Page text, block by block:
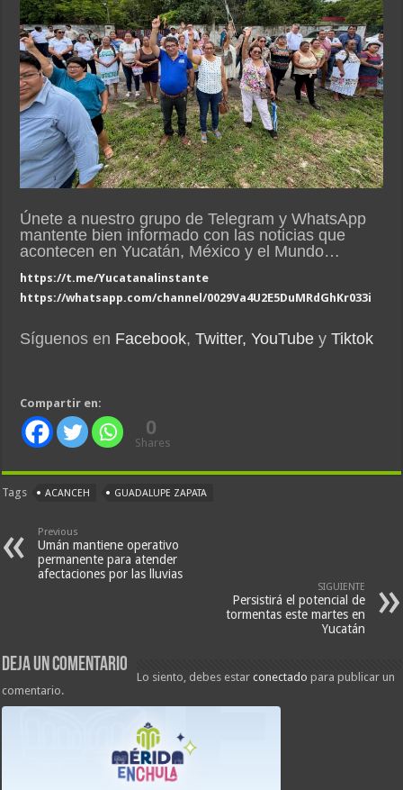
Únete a nuestro grupo de Telegram y WhatsApp
mantente bien informado con las noticias que
acontecen en Yucatán, México y el Mundo…
https://t.me/Yucatanalinstante
https://whatsapp.com/channel/0029Va4U2E5DuMRdGhKr033i
Síguenos en Facebook,Twitter, YouTube yTiktok
Compartir en:
0
Shares
Tags ACANCEH GUADALUPE ZAPATA
Previous
Umán mantiene operativo
permanente para atender
afectaciones por las lluvias
SIGUIENTE
Persistirá el potencial de
tormentas este martes en
Yucatán
Deja un comentario
Lo siento, debes estarconectado para publicar un
comentario.